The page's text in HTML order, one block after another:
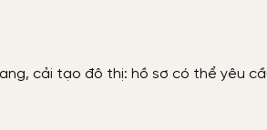
cải tạo đô thị: hồ sơ có thể yêu